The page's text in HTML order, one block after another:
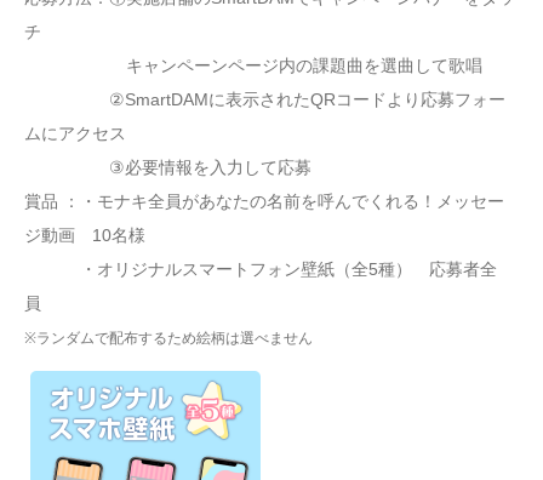
チ
キャンペーンページ内の課題曲を選曲して歌唱
②SmartDAMに表示されたQRコードより応募フォー
ムにアクセス
③必要情報を入力して応募
賞品 ：・モナキ全員があなたの名前を呼んでくれる！メッセー
ジ動画 10名様
・オリジナルスマートフォン壁紙（全5種） 応募者全
員
※ランダムで配布するため絵柄は選べません